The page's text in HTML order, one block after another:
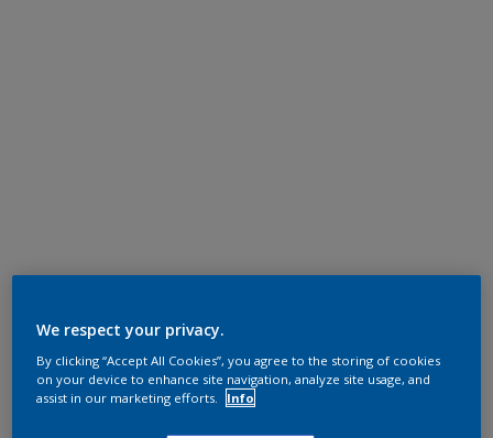
We respect your privacy.
By clicking “Accept All Cookies”, you agree to the storing of cookies
on your device to enhance site navigation, analyze site usage, and
assist in our marketing efforts.
Info